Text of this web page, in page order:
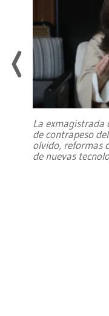
La exmagistrada
de contrapeso
olvido, reformas
de nuevas